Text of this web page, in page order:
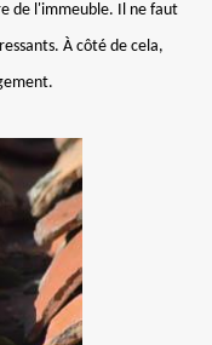
de l'immeuble. Il ne faut
À côté de cela,